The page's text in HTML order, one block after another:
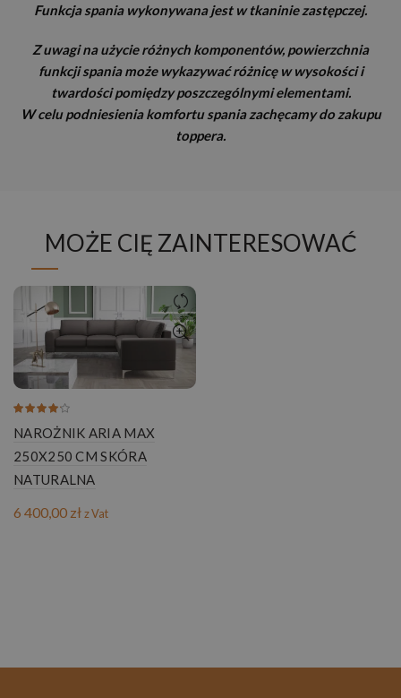
Funkcja spania wykonywana jest w tkaninie zastępczej.
Z uwagi na użycie różnych komponentów, powierzchnia
funkcji spania może wykazywać różnicę w wysokości i
twardości pomiędzy poszczególnymi elementami.
W celu podniesienia komfortu spania zachęcamy do zakupu
toppera.
MOŻE CIĘ ZAINTERESOWAĆ
NAROŻNIK ARIA MAX
250X250 CM SKÓRA
NATURALNA
6 400,00 złz Vat